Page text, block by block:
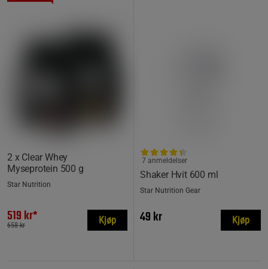
2 x Clear Whey
Myseprotein 500 g
Star Nutrition
519 kr*
658 kr Kjøp
Shaker Hvit 600 ml
7 anmeldelser
Star Nutrition Gear
49 kr Kjøp